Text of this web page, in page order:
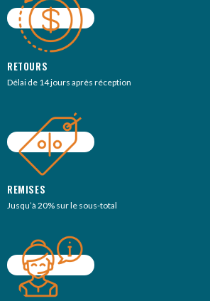
RETOURS
Délai de 14 jours après réception
REMISES
Jusqu’à 20% sur le sous-total